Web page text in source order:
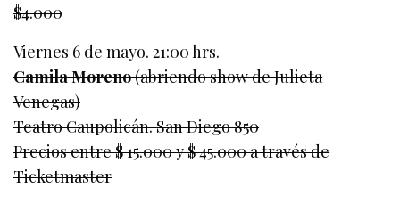
$4.000
Viernes 6 de mayo. 21:00 hrs.
Camila Moreno(abriendo show de Julieta
Venegas)
Teatro Caupolicán. San Diego 850
Precios entre $ 15.000 y $ 45.000 a través de
Ticketmaster